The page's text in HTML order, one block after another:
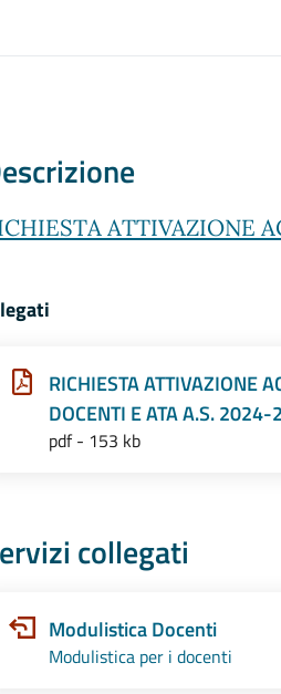
ATTIVAZIONE
RICHIESTA ATTIVAZIONE
DOCENTI E ATA A.S. 2024-
pdf - 153 kb
collegati
Modulistica Docenti
Modulistica per i docenti